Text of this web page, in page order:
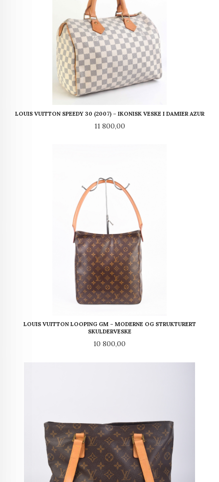
LOUIS VUITTON SPEEDY 30 (2007) – IKONISK VESKE I DAMIER AZUR
Pris
11 800,00
LOUIS VUITTON LOOPING GM – MODERNE OG STRUKTURERT
SKULDERVESKE
Pris
10 800,00